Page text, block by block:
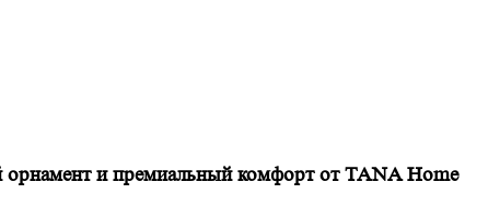
и премиальный комфорт от TANA Home